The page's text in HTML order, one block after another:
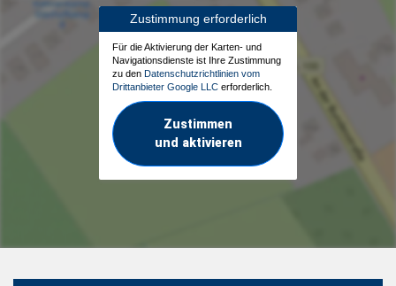
Zustimmung erforderlich
Für die Aktivierung der Karten- und
Navigationsdienste ist Ihre Zustimmung
zu den Datenschutzrichtlinien vom
Drittanbieter Google LLC erforderlich.
Zustimmen
und aktivieren